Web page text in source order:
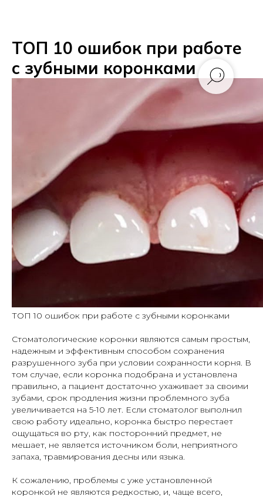
ТОП 10 ошибок при работе
с зубными коронками
ТОП 10 ошибок при работе с зубными коронками
Стоматологические коронки являются самым простым,
надежным и эффективным способом сохранения
разрушенного зуба при условии сохранности корня. В
том случае, если коронка подобрана и установлена
правильно, а пациент достаточно ухаживает за своими
зубами, срок продления жизни проблемного зуба
увеличивается на 5-10 лет. Если стоматолог выполнил
свою работу идеально, коронка быстро перестает
ощущаться во рту, как посторонний предмет, не
мешает, не является источником боли, неприятного
запаха, травмирования десны или языка.
К сожалению, проблемы с уже установленной
коронкой не являются редкостью, и, чаще всего,